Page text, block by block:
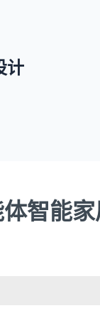
计
智能家